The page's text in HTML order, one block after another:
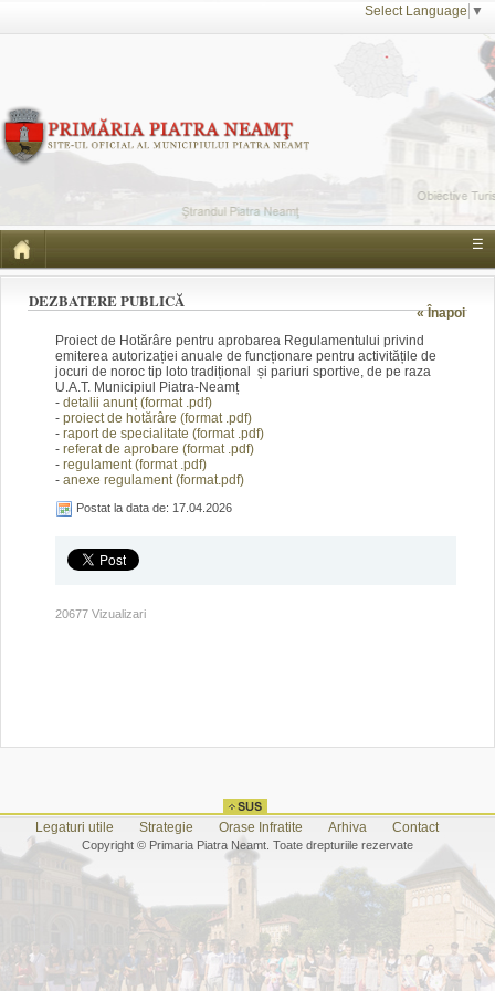
Select Language ▼
☰
« Înapoi
DEZBATERE PUBLICĂ
Proiect de Hotărâre pentru aprobarea Regulamentului privind
emiterea autorizației anuale de funcționare pentru activitățile de
jocuri de noroc tip loto tradițional și pariuri sportive, de pe raza
U.A.T. Municipiul Piatra-Neamț
- detalii anunț (format .pdf)
- proiect de hotărâre (format .pdf)
- raport de specialitate (format .pdf)
- referat de aprobare (format .pdf)
- regulament(format .pdf)
- anexe regulament (format.pdf)
Postat la data de: 17.04.2026
20677 Vizualizari
Legaturi utile Strategie Orase Infratite Arhiva Contact
Copyright © Primaria Piatra Neamt. Toate drepturiile rezervate